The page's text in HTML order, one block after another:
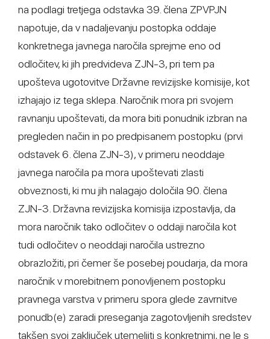
na podlagi tretjega odstavka 39. člena ZPVPJN
napotuje, da v nadaljevanju postopka oddaje
konkretnega javnega naročila sprejme eno od
odločitev, ki jih predvideva ZJN-3, pri tem pa
upošteva ugotovitve Državne revizijske komisije, kot
izhajajo iz tega sklepa. Naročnik mora pri svojem
ravnanju upoštevati, da mora biti ponudnik izbran na
pregleden način in po predpisanem postopku (prvi
odstavek 6. člena ZJN-3), v primeru neoddaje
javnega naročila pa mora upoštevati zlasti
obveznosti, ki mu jih nalagajo določila 90. člena
ZJN-3. Državna revizijska komisija izpostavlja, da
mora naročnik tako odločitev o oddaji naročila kot
tudi odločitev o neoddaji naročila ustrezno
obrazložiti, pri čemer še posebej poudarja, da mora
naročnik v morebitnem ponovljenem postopku
pravnega varstva v primeru spora glede zavrnitve
ponudb(e) zaradi preseganja zagotovljenih sredstev
takšen svoj zaključek utemeljiti s konkretnimi, ne le s